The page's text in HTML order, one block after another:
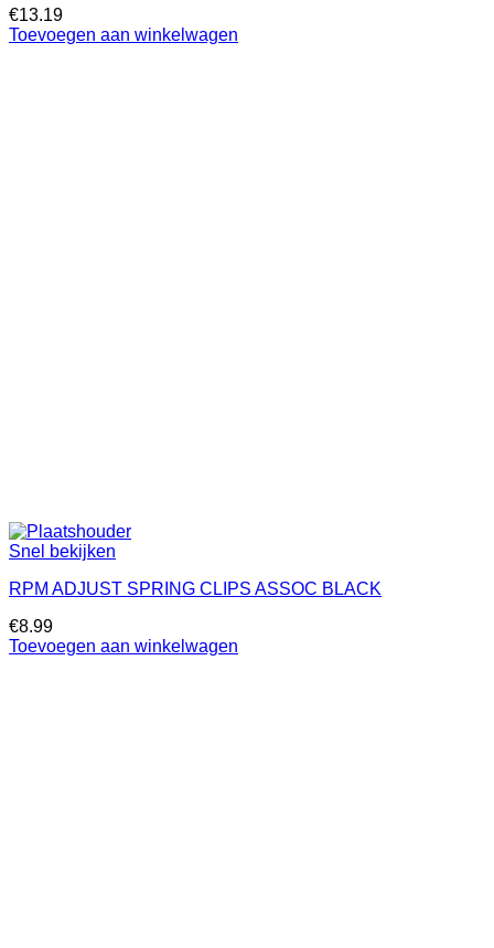
€13.19
Toevoegen aan winkelwagen
Snel bekijken
RPM ADJUST SPRING CLIPS ASSOC BLACK
€8.99
Toevoegen aan winkelwagen